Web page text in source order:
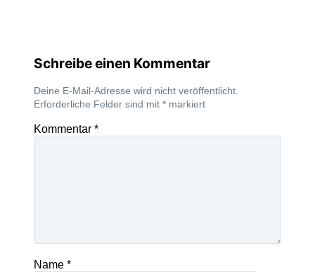
Schreibe einen Kommentar
Deine E-Mail-Adresse wird nicht veröffentlicht.
Erforderliche Felder sind mit * markiert
Kommentar *
Name *